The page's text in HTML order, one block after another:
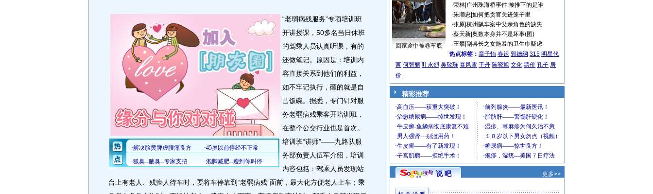
“老弱病残服务”专项培训班
开讲授课，50多名当日休班
的驾乘人员认真听课，有的
还做笔记。原因是：培训内
容直接关系到他们的利益，
如不牢记执行，砸的就是自
己饭碗。据悉，专门针对服
务老弱病残乘客开培训班，
在整个公交行业也是首次。
培训班“讲师”——九路队服
务部负责人伍军介绍，培训
内容包括：驾乘人员发现站
台上有老人、残疾人待车时，要将车停靠到“老弱病残”面前，最大化方便老人上车；乘
回家途中被卷车底
·荣林| 广州珠海桥事件:被推下的是谁
·朱顺忠 如何把贪官关进笼子里
·张原| 杭州飙车案中父亲角色的缺失
·蔡天新| 奥数本身并不是坏事(图)
·王攀| 副县长之女施暴的卫生巾疑虑
热点标签： 章子怡 春运 郭德纲 315 明星代
言 何智丽 叶永烈 吴敬琏 暴风雪 于丹 陈晓旭 文化 票价 孔子 房
价
精彩推荐
说 吧 更多>>